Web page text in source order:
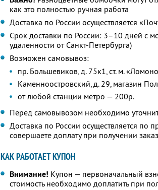
как это полностью ручная работа
Доставка по России осуществляется
Срок доставки по России: 3–10 дней с
удаленности от Санкт-Петербурга)
Возможен самовывоз:
пр. Большевиков, д. 75к1, ст. м.
Каменноостровский, д. 29, магазин
от любой станции метро — 200р.
Перед самовывозом необходимо
Доставка по России осуществляется по
совершаете доплату при получении
КАК РАБОТАЕТ КУПОН
Внимание! Купон — первоначальный
стоимость необходимо доплатить при